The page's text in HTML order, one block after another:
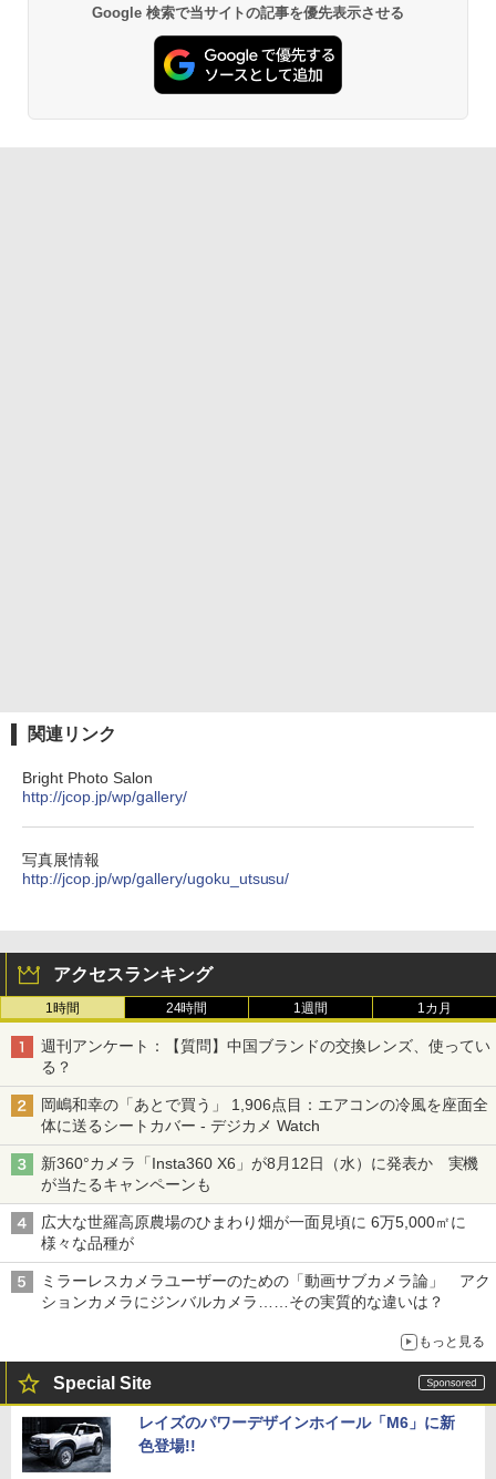
Google 検索で当サイトの記事を優先表示させる
関連リンク
Bright Photo Salon
http://jcop.jp/wp/gallery/
写真展情報
http://jcop.jp/wp/gallery/ugoku_utsusu/
アクセスランキング
1時間 24時間 1週間 1カ月
週刊アンケート：【質問】中国ブランドの交換レンズ、使ってい
る？
岡嶋和幸の「あとで買う」 1,906点目：エアコンの冷風を座面全
体に送るシートカバー - デジカメ Watch
新360°カメラ「Insta360 X6」が8月12日（水）に発表か 実機
が当たるキャンペーンも
広大な世羅高原農場のひまわり畑が一面見頃に 6万5,000㎡に
様々な品種が
ミラーレスカメラユーザーのための「動画サブカメラ論」 アク
ションカメラにジンバルカメラ……その実質的な違いは？
もっと見る
Special Site
レイズのパワーデザインホイール「M6」に新
色登場!!